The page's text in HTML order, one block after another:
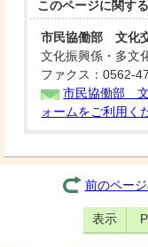
このページに関する
市民協働部 文化
文化振興係・多
ファクス：0562-
市民協働部 文
ォームをご利用く
前のペー
表示